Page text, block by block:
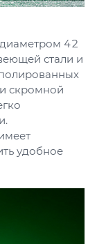
диаметром 42
стали и
скромной
удобное